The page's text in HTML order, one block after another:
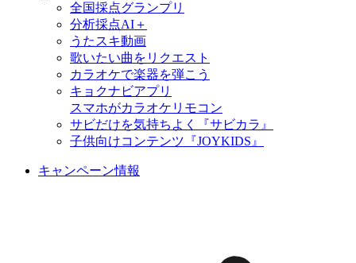
全国採点グランプリ
分析採点AI＋
うたスキ動画
歌いたい曲をリクエスト
カラオケで楽器を弾こう
キョクナビアプリ
スマホがカラオケリモコン
サビだけを気持ちよく『サビカラ』
子供向けコンテンツ『JOYKIDS』
キャンペーン情報